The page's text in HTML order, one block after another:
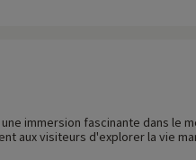
immersion fascinante dans le
aux visiteurs d'explorer la vie